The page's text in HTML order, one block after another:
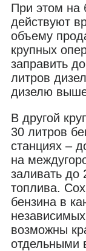
При этом на
действуют
объему
крупных
заправить
литров
дизелю
В другой
30 литров
станциях –
на
заливать до
топлива.
бензина в
возможны
отдельными